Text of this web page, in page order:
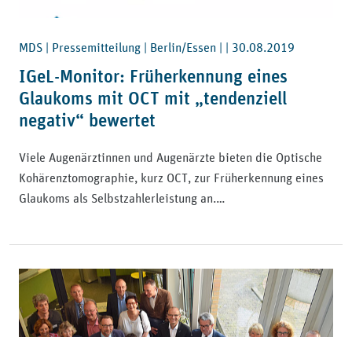
MDS | Pressemitteilung | Berlin/Essen | | 30.08.2019
IGeL-Monitor: Früherkennung eines
Glaukoms mit OCT mit „tendenziell
negativ“ bewertet
Viele Augenärztinnen und Augenärzte bieten die Optische
Kohärenztomographie, kurz OCT, zur Früherkennung eines
Glaukoms als Selbstzahlerleistung an.…